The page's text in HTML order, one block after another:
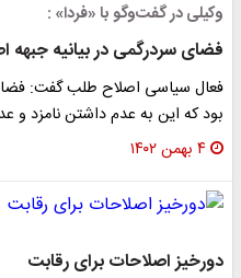
وکیلی در گفت‌وگو با «فردا» :
فضای سردرگمی در بیانیه جبهه
فعال سیاسی اصلاح طلب گفت:
بود که این به عدم داشتن نامزد
۴ بهمن ۱۴۰۲
دورخیز اصلاحات برای رقابت